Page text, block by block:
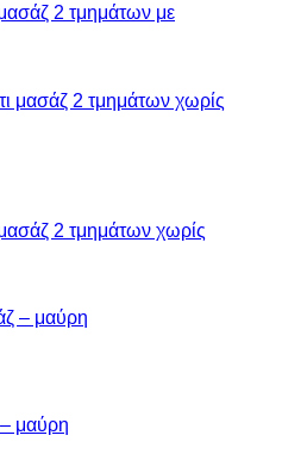
2 τμημάτων με
2 τμημάτων χωρίς
μαύρη